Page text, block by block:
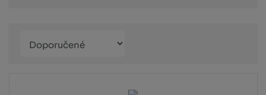
produktů